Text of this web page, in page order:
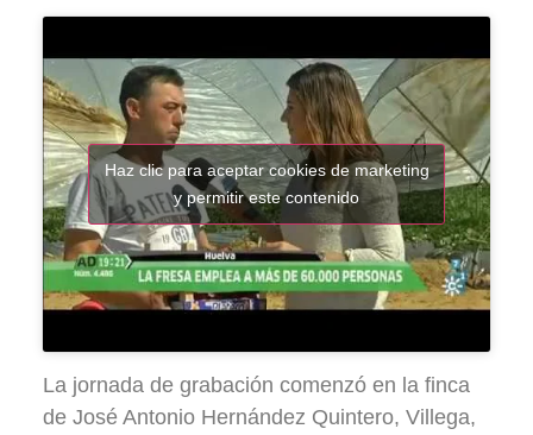
Haz clic para aceptar cookies de marketing
y permitir este contenido
La jornada de grabación comenzó en la finca
de José Antonio Hernández Quintero, Villega,